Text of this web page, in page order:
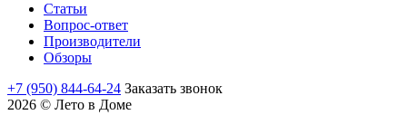
Статьи
Вопрос-ответ
Производители
Обзоры
+7 (950) 844-64-24 Заказать звонок
2026 © Лето в Доме